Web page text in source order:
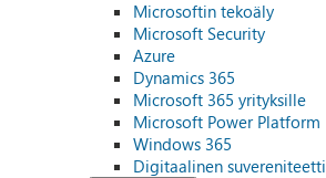
Microsoftin tekoäly
Microsoft Security
Azure
Dynamics 365
Microsoft 365 yrityksille
Microsoft Power Platform
Windows 365
Digitaalinen suvereniteetti